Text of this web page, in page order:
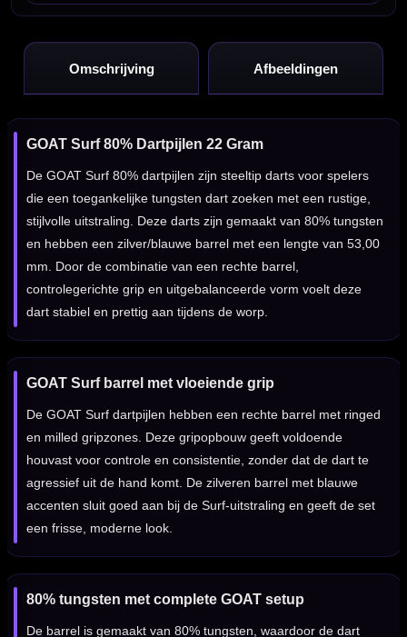
Omschrijving Afbeeldingen
GOAT Surf 80% Dartpijlen 22 Gram
De GOAT Surf 80% dartpijlen zijn steeltip darts voor spelers
die een toegankelijke tungsten dart zoeken met een rustige,
stijlvolle uitstraling. Deze darts zijn gemaakt van 80% tungsten
en hebben een zilver/blauwe barrel met een lengte van 53,00
mm. Door de combinatie van een rechte barrel,
controlegerichte grip en uitgebalanceerde vorm voelt deze
dart stabiel en prettig aan tijdens de worp.
GOAT Surf barrel met vloeiende grip
De GOAT Surf dartpijlen hebben een rechte barrel met ringed
en milled gripzones. Deze gripopbouw geeft voldoende
houvast voor controle en consistentie, zonder dat de dart te
agressief uit de hand komt. De zilveren barrel met blauwe
accenten sluit goed aan bij de Surf-uitstraling en geeft de set
een frisse, moderne look.
80% tungsten met complete GOAT setup
De barrel is gemaakt van 80% tungsten, waardoor de dart